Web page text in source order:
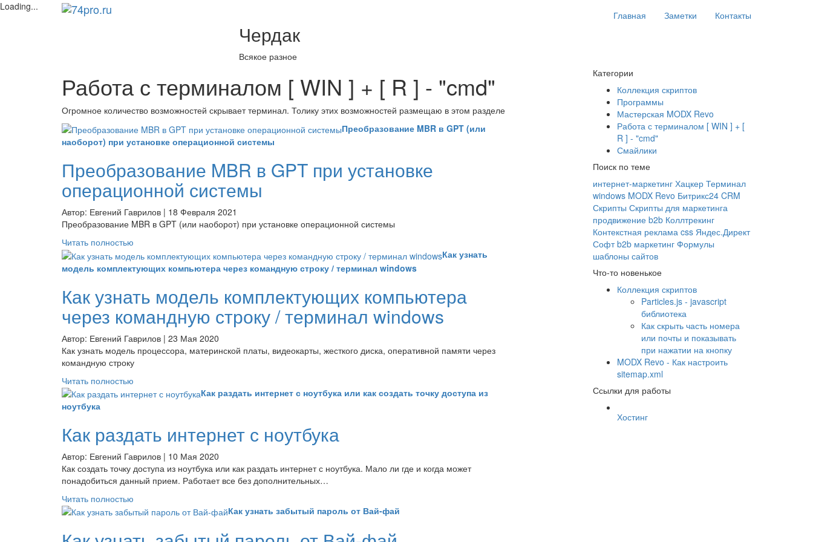
Loading...
Главная Заметки Контакты
Чердак
Всякое разное
Работа с терминалом [ WIN ] + [ R ] - "cmd"
Огромное количество возможностей скрывает терминал. Толику этих возможностей размещаю в этом разделе
Преобразование MBR в GPT (или
наоборот) при установке операционной системы
Преобразование MBR в GPT при установке
операционной системы
Автор: Евгений Гаврилов | 18 Февраля 2021
Преобразование MBR в GPT (или наоборот) при установке операционной системы
Читать полностью
Как узнать
модель комплектующих компьютера через командную строку / терминал windows
Как узнать модель комплектующих компьютера
через командную строку / терминал windows
Автор: Евгений Гаврилов | 23 Мая 2020
Как узнать модель процессора, материнской платы, видеокарты, жесткого диска, оперативной памяти через
командную строку
Читать полностью
Как раздать интернет с ноутбука или как создать точку доступа из
ноутбука
Как раздать интернет с ноутбука
Автор: Евгений Гаврилов | 10 Мая 2020
Как создать точку доступа из ноутбука или как раздать интернет с ноутбука. Мало ли где и когда может
понадобиться данный прием. Работает все без дополнительных…
Читать полностью
Как узнать забытый пароль от Вай-фай
Категории
Коллекция скриптов
Программы
Мастерская MODX Revo
Работа с терминалом [ WIN ] + [
R ] - "cmd"
Смайлики
Поиск по теме
интернет-маркетинг Хацкер Терминал
windows MODX Revo Битрикс24 CRM
Скрипты Скрипты для маркетинга
продвижение b2b Коллтрекинг
Контекстная реклама css Яндес.Директ
Софт b2b маркетинг Формулы
шаблоны сайтов
Что-то новенькое
Коллекция скриптов
Particles.js - javascript
библиотека
Как скрыть часть номера
или почты и показывать
при нажатии на кнопку
MODX Revo - Как настроить
sitemap.xml
Ссылки для работы
Хостинг